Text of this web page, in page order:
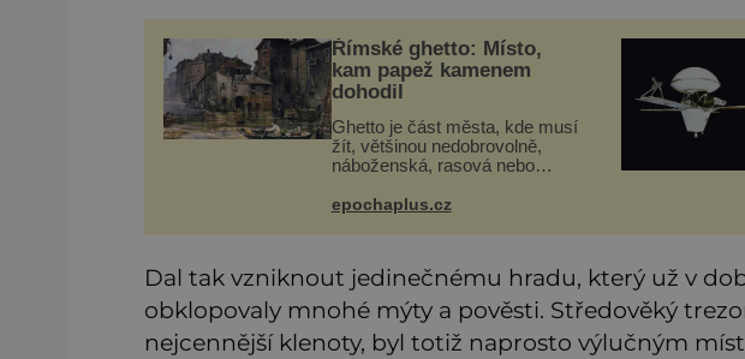
Římské ghetto: Místo,
kam papež kamenem
dohodil
Ghetto je část města, kde musí
žít, většinou nedobrovolně,
náboženská, rasová nebo
Bohaté historické zkušenosti
Už od středověku jsou totiž
epochaplus.cz
Dal tak vzniknout jedinečnému hradu, který už v
obklopovaly mnohé mýty a pověsti. Středověký
nejcennější klenoty, byl totiž naprosto výlučným